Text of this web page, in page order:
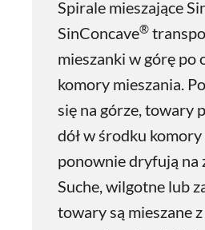
Spirale mieszające
SinConcave®
mieszanki w górę po
komory mieszania.
się na górze, towary
dół w środku
ponownie dryfują na
Suche, wilgotne lub
towary są mieszane